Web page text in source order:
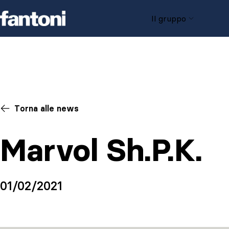
Il gruppo
Torna alle news
Marvol Sh.P.K.
01/02/2021